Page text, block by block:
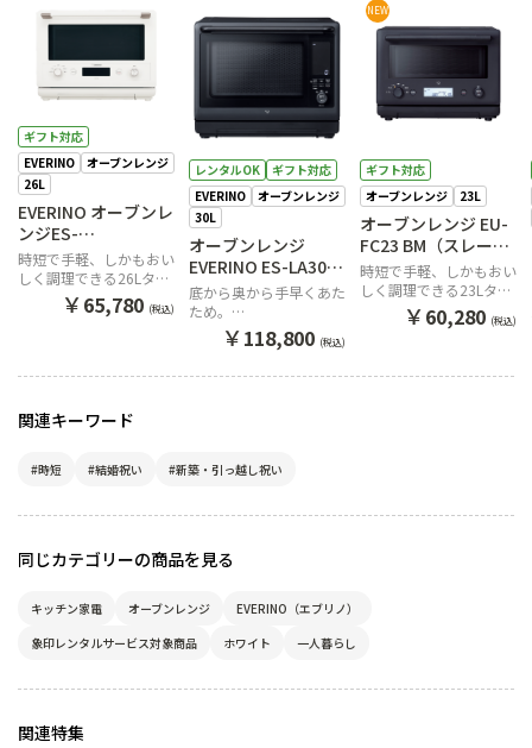
ギフト対応
EVERINO
オーブンレンジ
26L
EVERINO オーブンレ
ンジES-
GT26WA（ホワイ
ト）
時短で手軽、しかもおい
しく調理できる26Lタイ
プのオーブンレンジ
￥65,780 (税込)
レンタルOK
ギフト対応
EVERINO
オーブンレンジ
30L
オーブンレンジ
EVERINO ES-LA30
BA（ブラック）
底から奥から手早くあた
ため。
レンジ革命を起こす30L
のエブリノ
￥118,800 (税込)
NEW
ギフト対応
オーブンレンジ
23L
オーブンレンジ EU-
FC23 BM（スレート
ブラック）
時短で手軽、しかもおい
しく調理できる23Lタイ
プのオーブンレンジ
￥60,280 (税込)
関連キーワード
#時短 #結婚祝い #新築・引っ越し祝い
同じカテゴリーの商品を見る
キッチン家電 オーブンレンジ
EVERINO（エブリノ）
象印レンタルサービス対象商品
ホワイト 一人暮らし
関連特集